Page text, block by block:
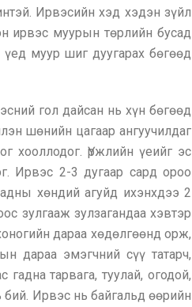
Ирвэсийн хэд хэдэн зүйл
ирвэс муурын төрлийн бусад
муур шиг дуугарах бөгөөд
гол дайсан нь хүн бөгөөд
шөнийн цагаар ангуучилдаг
хооллодог. Үржлийн үеийг эс
Ирвэс 2-3 дугаар сард ороо
хөндий агуйд ихэнхдээ 2
зулгааж зулзагандаа хэвтэр
дараа хөдөлгөөнд орж,
дараа эмэгчний сүү татарч,
тарвага, туулай, огодой,
Ирвэс нь байгальд өөрийн